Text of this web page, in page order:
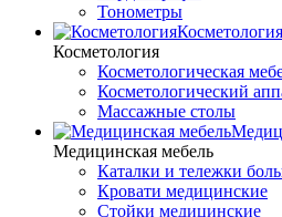
Тонометры
Косметология
Косметология
Косметологическая
Косметологический
Массажные столы
Медицинская мебель
Каталки и тележки
Кровати медицинские
Стойки медицинские